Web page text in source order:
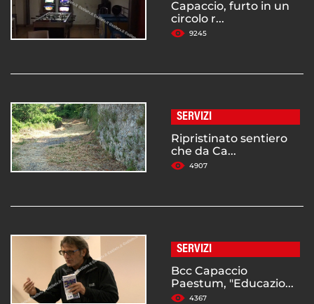
Capaccio, furto in un
circolo r...
9245
SERVIZI
Ripristinato sentiero
che da Ca...
4907
SERVIZI
Bcc Capaccio
Paestum, "Educazio...
4367